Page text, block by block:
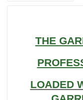
THE
LOADED